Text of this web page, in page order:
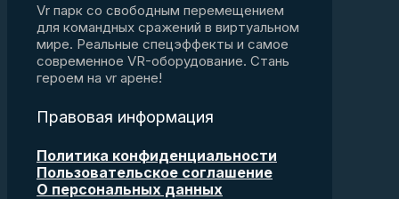
Vr парк со свободным перемещением
для командных сражений в виртуальном
мире. Реальные спецэффекты и самое
современное VR-оборудование. Стань
героем на vr арене!
Правовая информация
Политика конфиденциальности
Пользовательское соглашение
О персональных данных